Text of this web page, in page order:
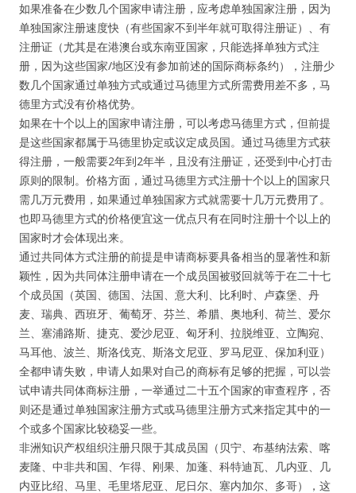
如果准备在少数几个国家申请注册，应考虑单独国家注册，因为
单独国家注册速度快（有些国家不到半年就可取得注册证）、有
注册证（尤其是在港澳台或东南亚国家，只能选择单独方式注
册，因为这些国家/地区没有参加前述的国际商标条约），注册少
数几个国家通过单独方式或通过马德里方式所需费用差不多，马
德里方式没有价格优势。
如果在十个以上的国家申请注册，可以考虑马德里方式，但前提
是这些国家都属于马德里协定或议定成员国。通过马德里方式获
得注册，一般需要2年到2年半，且没有注册证，还受到中心打击
原则的限制。价格方面，通过马德里方式注册十个以上的国家只
需几万元费用，如果通过单独国家方式就需要十几万元费用了。
也即马德里方式的价格便宜这一优点只有在同时注册十个以上的
国家时才会体现出来。
通过共同体方式注册的前提是申请商标要具备相当的显著性和新
颖性，因为共同体注册申请在一个成员国被驳回就等于在二十七
个成员国（英国、德国、法国、意大利、比利时、卢森堡、丹
麦、瑞典、西班牙、葡萄牙、芬兰、希腊、奥地利、荷兰、爱尔
兰、塞浦路斯、捷克、爱沙尼亚、匈牙利、拉脱维亚、立陶宛、
马耳他、波兰、斯洛伐克、斯洛文尼亚、罗马尼亚、保加利亚）
全都申请失败，申请人如果对自己的商标有足够的把握，可以尝
试申请共同体商标注册，一举通过二十五个国家的审查程序，否
则还是通过单独国家注册方式或马德里注册方式来指定其中的一
个或多个国家比较稳妥一些。
非洲知识产权组织注册只限于其成员国（贝宁、布基纳法索、喀
麦隆、中非共和国、乍得、刚果、加蓬、科特迪瓦、几内亚、几
内亚比绍、马里、毛里塔尼亚、尼日尔、塞内加尔、多哥），这